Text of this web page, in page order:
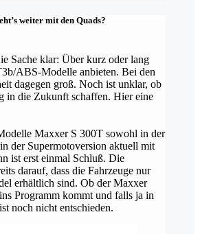
weiter mit den Quads?
Sache klar: Über kurz oder lang
ABS-Modelle anbieten. Bei den
dagegen groß. Noch ist unklar, ob
in die Zukunft schaffen. Hier eine
Maxxer S 300T sowohl in der
der Supermotoversion aktuell mit
ist erst einmal Schluß. Die
darauf, dass die Fahrzeuge nur
erhältlich sind. Ob der Maxxer
Programm kommt und falls ja in
noch nicht entschieden.